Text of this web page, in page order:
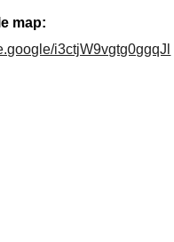
map:
i3ctjW9vgtg0ggqJl